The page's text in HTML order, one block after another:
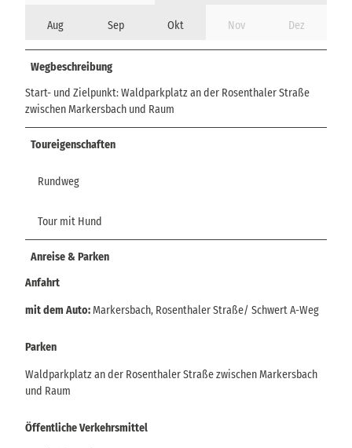
Aug Sep Okt Nov Dez
Wegbeschreibung
Start- und Zielpunkt: Waldparkplatz an der Rosenthaler Straße
zwischen Markersbach und Raum
Toureigenschaften
Rundweg
Tour mit Hund
Anreise & Parken
Anfahrt
mit dem Auto:Markersbach, Rosenthaler Straße/ Schwert A-Weg
Parken
Waldparkplatz an der Rosenthaler Straße zwischen Markersbach
und Raum
Öffentliche Verkehrsmittel